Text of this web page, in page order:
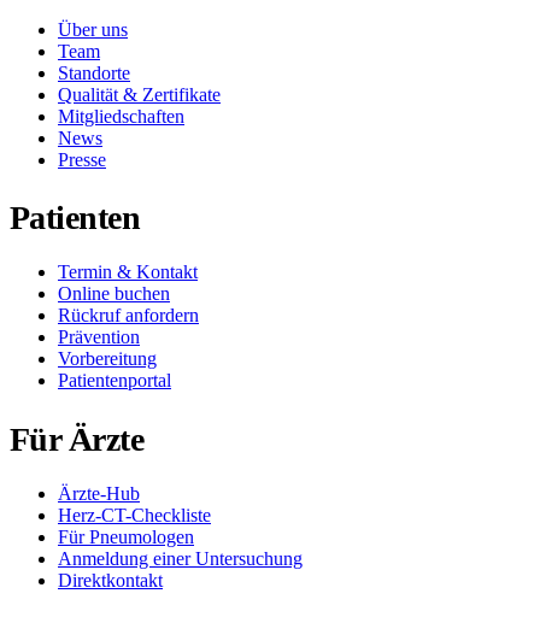
Über uns
Team
Standorte
Qualität & Zertifikate
Mitgliedschaften
News
Presse
Patienten
Termin & Kontakt
Online buchen
Rückruf anfordern
Prävention
Vorbereitung
Patientenportal
Für Ärzte
Ärzte-Hub
Herz-CT-Checkliste
Für Pneumologen
Anmeldung einer Untersuchung
Direktkontakt